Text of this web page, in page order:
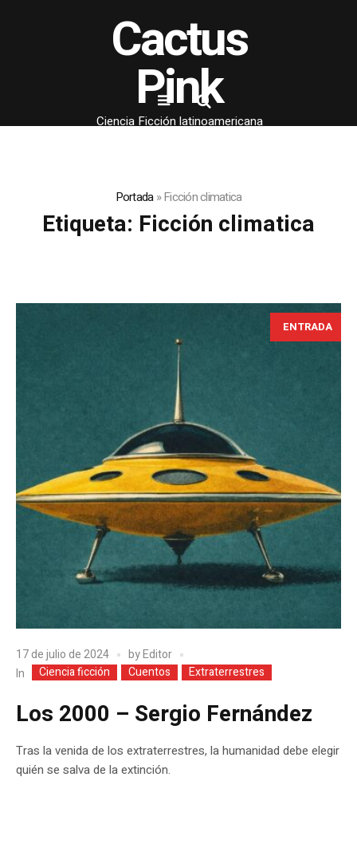
Cactus
Pink
Ciencia Ficción latinoamericana
Portada»Ficción climatica
Etiqueta: Ficción climatica
ENTRADA
17 de julio de 2024 byEditor
In
Ciencia ficción Cuentos Extraterrestres
Los 2000 – Sergio Fernández
Tras la venida de los extraterrestres, la humanidad debe elegir
quién se salva de la extinción.